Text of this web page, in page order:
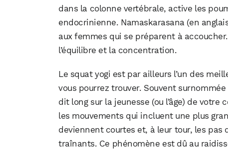
dans la colonne vertébrale, active les
endocrinienne. Namaskarasana (en
aux femmes qui se préparent à
l’équilibre et la concentration.
Le squat yogi est par ailleurs l’un des
vous pourrez trouver. Souvent
dit long sur la jeunesse (ou l’âge) de
les mouvements qui incluent une plus
deviennent courtes et, à leur tour, les pas
traînants. Ce phénomène est dû au